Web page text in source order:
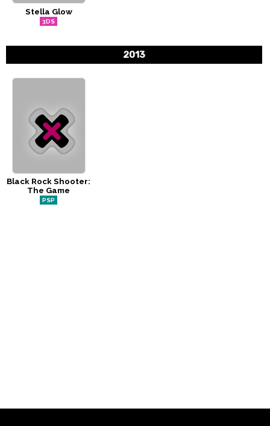
Stella Glow
3DS
2013
Black Rock Shooter:
The Game
PSP